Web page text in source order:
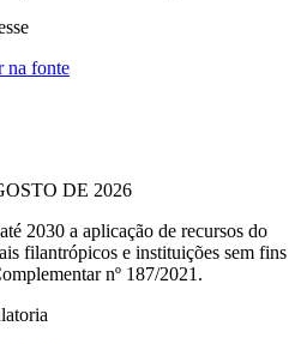
na fonte
DE 2026
2030 a aplicação de recursos do
filantrópicos e instituições sem fins
nº 187/2021.